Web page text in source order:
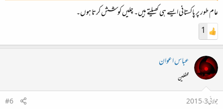
عام طور پر پاکستانی ایسے ہی کھیلتے ہیں۔ چلیں کوشش کرتا ہوں۔
1
عباس اعوان
محفلین
جولائی 3، 2015
#6